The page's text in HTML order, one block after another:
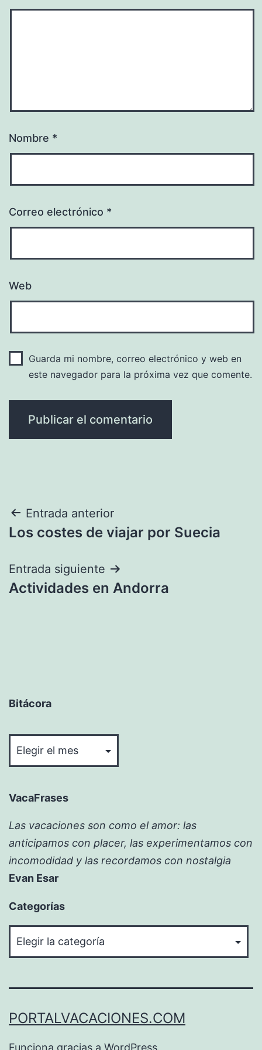
Nombre *
Correo electrónico *
Web
Guarda mi nombre, correo electrónico y web en
este navegador para la próxima vez que comente.
Navegación
de
entradas
Entrada anterior
Los costes de viajar por Suecia
Entrada siguiente
Actividades en Andorra
Bitácora
VacaFrases
Las vacaciones son como el amor: las
anticipamos con placer, las experimentamos con
incomodidad y las recordamos con nostalgia
Evan Esar
Categorías
PORTALVACACIONES.COM